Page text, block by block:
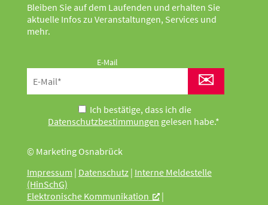
Bleiben Sie auf dem Laufenden und erhalten Sie
aktuelle Infos zu Veranstaltungen, Services und
mehr.
E-Mail
✉
Ich bestätige, dass ich die
Datenschutzbestimmungen gelesen habe.*
© Marketing Osnabrück
Impressum | Datenschutz| Interne Meldestelle
(HinSchG)
Elektronische Kommunikation
|